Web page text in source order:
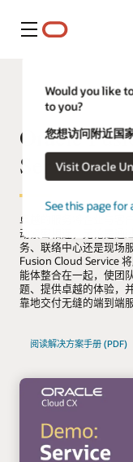
菜单
Would you like
to you?
您想访问附近国
Visit Oracle
See this page
Oracle
Service
卓越的服务将企业与客
动紧密相连，无论是通
务、联络中心还是现场
Fusion Cloud Service
能体整合在一起，使团
题、提供卓越的体验，
靠地交付无缝的端到端服
阅读解决方案手册 (PDF)